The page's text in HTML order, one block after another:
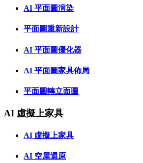
AI 平面圖渲染
平面圖重新設計
AI 平面圖優化器
AI 平面圖家具佈局
平面圖轉立面圖
AI 虛擬上家具
AI 虛擬上家具
AI 空屋還原